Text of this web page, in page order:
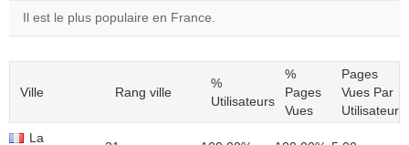
Il est le plus populaire en France.
Ville Rang ville
%
Utilisateurs
%
Pages
Vues
Pages
Vues Par
Utilisateur
La